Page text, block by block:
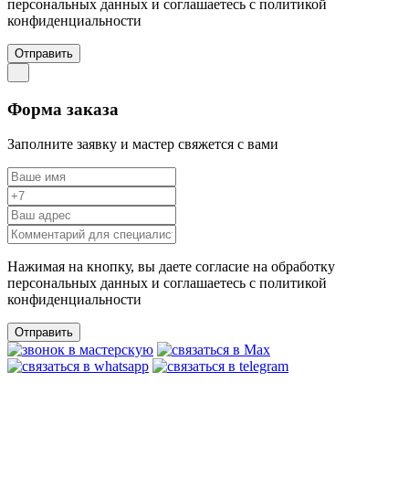
персональных данных и соглашаетесь c политикой
конфиденциальности
Отправить
Форма заказа
Заполните заявку и мастер свяжется с вами
Нажимая на кнопку, вы даете согласие на обработку
персональных данных и соглашаетесь c политикой
конфиденциальности
Отправить